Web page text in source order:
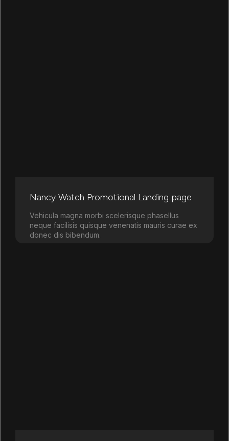
Nancy Watch Promotional Landing page
Vehicula magna morbi scelerisque phasellus
neque facilisis quisque venenatis mauris curae ex
donec dis bibendum.